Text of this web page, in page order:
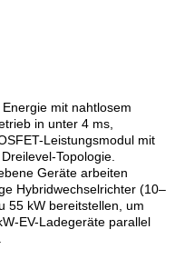
mit nahtlosem
in unter 4 ms,
Leistungsmodul mit
Topologie.
Geräte arbeiten
Hybridwechselrichter (10–
55 kW bereitstellen, um
EV-Ladegeräte parallel